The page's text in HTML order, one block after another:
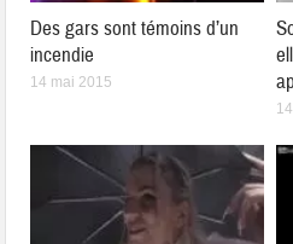
Des gars sont témoins d’un
incendie
14 mai 2015